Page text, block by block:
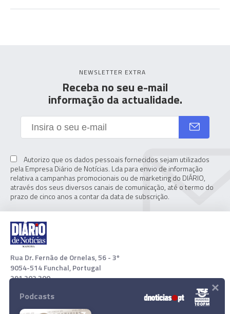
NEWSLETTER EXTRA
Receba no seu e-mail
informação da actualidade.
Autorizo que os dados pessoais fornecidos sejam utilizados
pela Empresa Diário de Notícias. Lda para envio de informação
relativa a campanhas promocionais ou de marketing do DIÁRIO,
através dos seus diversos canais de comunicação, até o termo do
prazo de cinco anos a contar da data de subscrição.
Rua Dr. Fernão de Ornelas, 56 - 3º
9054-514 Funchal, Portugal
291 202 300
Download App
Podcasts ×